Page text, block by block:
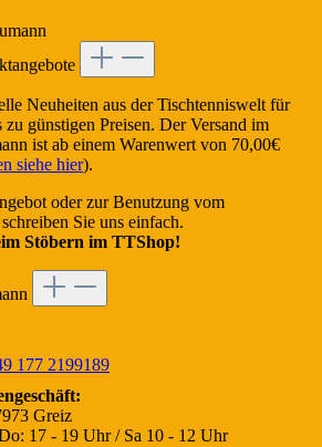
Neuheiten aus der Tischtenniswelt für
günstigen Preisen. Der Versand im
ist ab einem Warenwert von 70,00€
siehe hier).
oder zur Benutzung vom
Sie uns einfach.
Stöbern im TTShop!
177 2199189
Greiz
17 - 19 Uhr / Sa 10 - 12 Uhr